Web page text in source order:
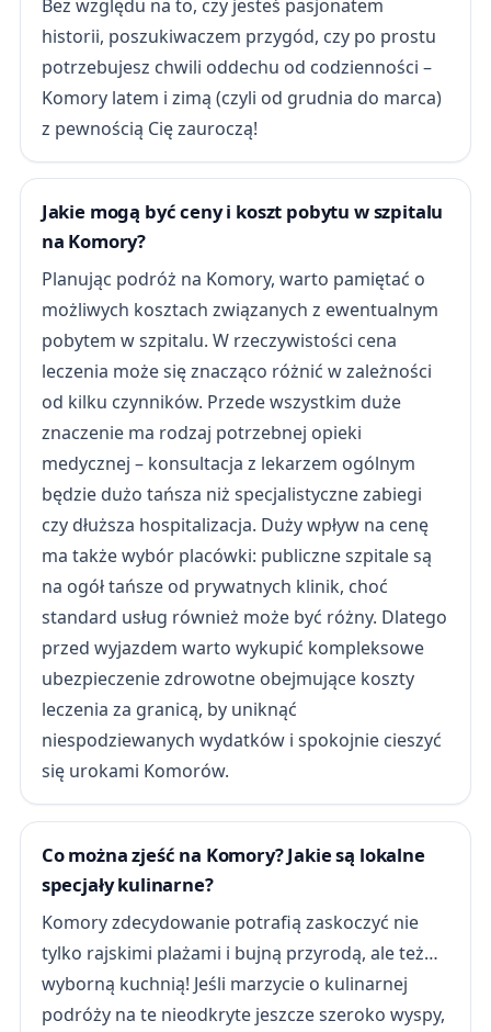
Bez względu na to, czy jesteś pasjonatem
historii, poszukiwaczem przygód, czy po prostu
potrzebujesz chwili oddechu od codzienności –
Komory latem i zimą (czyli od grudnia do marca)
z pewnością Cię zauroczą!
Jakie mogą być ceny i koszt pobytu w szpitalu
na Komory?
Planując podróż na Komory, warto pamiętać o
możliwych kosztach związanych z ewentualnym
pobytem w szpitalu. W rzeczywistości cena
leczenia może się znacząco różnić w zależności
od kilku czynników. Przede wszystkim duże
znaczenie ma rodzaj potrzebnej opieki
medycznej – konsultacja z lekarzem ogólnym
będzie dużo tańsza niż specjalistyczne zabiegi
czy dłuższa hospitalizacja. Duży wpływ na cenę
ma także wybór placówki: publiczne szpitale są
na ogół tańsze od prywatnych klinik, choć
standard usług również może być różny. Dlatego
przed wyjazdem warto wykupić kompleksowe
ubezpieczenie zdrowotne obejmujące koszty
leczenia za granicą, by uniknąć
niespodziewanych wydatków i spokojnie cieszyć
się urokami Komorów.
Co można zjeść na Komory? Jakie są lokalne
specjały kulinarne?
Komory zdecydowanie potrafią zaskoczyć nie
tylko rajskimi plażami i bujną przyrodą, ale też…
wyborną kuchnią! Jeśli marzycie o kulinarnej
podróży na te nieodkryte jeszcze szeroko wyspy,